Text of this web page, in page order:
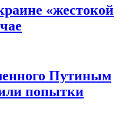
«жестокой
Путиным
попытки